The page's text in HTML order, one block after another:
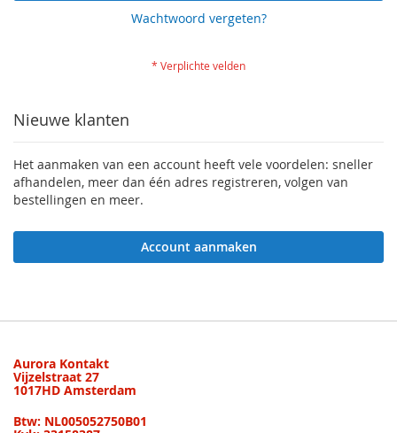
Wachtwoord vergeten?
Nieuwe klanten
Het aanmaken van een account heeft vele voordelen: sneller
afhandelen, meer dan één adres registreren, volgen van
bestellingen en meer.
Account aanmaken
Aurora Kontakt
Vijzelstraat 27
1017HD Amsterdam
Btw: NL005052750B01